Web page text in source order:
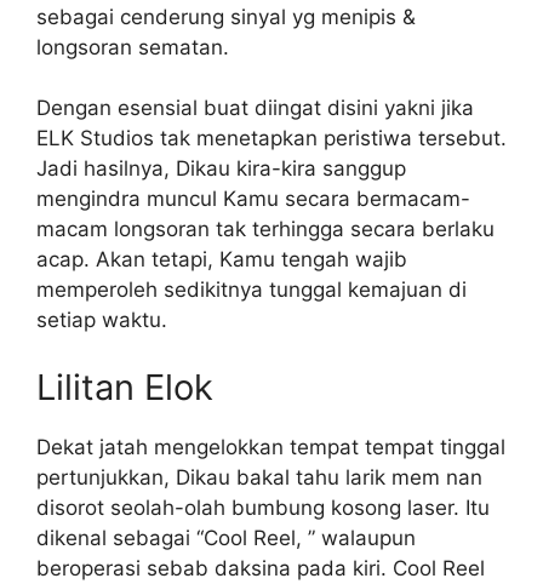
sebagai cenderung sinyal yg menipis &
longsoran sematan.
Dengan esensial buat diingat disini yakni jika
ELK Studios tak menetapkan peristiwa tersebut.
Jadi hasilnya, Dikau kira-kira sanggup
mengindra muncul Kamu secara bermacam-
macam longsoran tak terhingga secara berlaku
acap. Akan tetapi, Kamu tengah wajib
memperoleh sedikitnya tunggal kemajuan di
setiap waktu.
Lilitan Elok
Dekat jatah mengelokkan tempat tempat tinggal
pertunjukkan, Dikau bakal tahu larik mem nan
disorot seolah-olah bumbung kosong laser. Itu
dikenal sebagai “Cool Reel, ” walaupun
beroperasi sebab daksina pada kiri. Cool Reel